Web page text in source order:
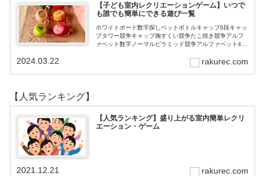
【子ども室内レクリエーションゲーム】いつで
も誰でも簡単にできる遊び一覧
ホワイトボード数字探しペットボトルキャップ6段キャッ
プタワー競争キャップ掬すくい競争たこ焼き競争アルフ
ァベット数字ノーマルピラミッド競争アルファベット4段
rakurec.com
2024.03.22
【人気ランキング】
【人気ランキング】盛り上がる室内簡単レクリ
エーション・ゲーム
rakurec.com
2021.12.21